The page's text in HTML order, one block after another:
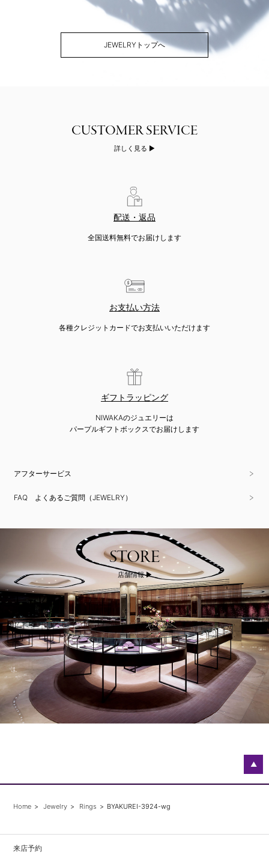
JEWELRYトップへ
詳しく見る
配送・返品
全国送料無料でお届けします
お支払い方法
各種クレジットカードでお支払いいただけます
ギフトラッピング
NIWAKAのジュエリーは
パープルギフトボックスでお届けします
アフターサービス
FAQ よくあるご質問（JEWELRY）
STORE
店舗情報 ▶
▲
Home Jewelry Rings BYAKUREI-3924-wg
来店予約